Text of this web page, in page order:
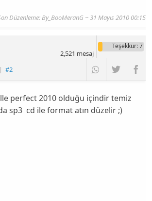
Düzenleme:By_BooMeranG ~ 31 Mayıs 2010 00:15
#2
Teşekkür: 7
2,521 mesaj
perfect 2010 olduğu içindir temiz
sp3 cd ile format atın düzelir ;)